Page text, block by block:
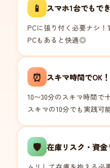
📱 スマホ1台でもで
PCに張り付く必要ナシ
PCもあると快適◎
⏰ スキマ時間でOK！
10〜30分のスキマ時間で
スキマの10分でも実践可
🛡️ 在庫リスク・資